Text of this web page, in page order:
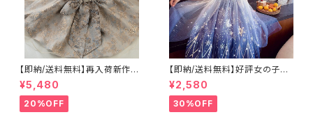
【即納/送料無料】再入荷新作子
供ドレスバースデーベビードレ
ス発表会結婚式お誕生セレモニ
ードレス女の子フォーマルリボン
付きお宮参りスタジオ撮影七五
¥5,480
20%OFF
【即納/送料無料】好評女の子フ
ォーマルプリンセスドレスマント
付きキラキラスカート子供ハロウ
ィン衣装クリスマスプレゼン発
表会コンクール
¥2,580
30%OFF